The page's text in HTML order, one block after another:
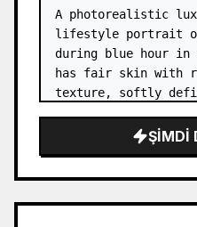
A photorealistic
lifestyle portrait
during blue hour in
has fair skin with
texture, softly
ŞIMDI